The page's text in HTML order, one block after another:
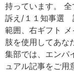
持っています。
訴え/１１知事選
範囲、右ギフト
肢を使用してあな
集部では、エンパ
ュアル記事をご用